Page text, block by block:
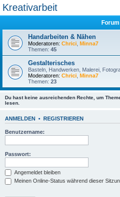
Kreativarbeit
Forum
Handarbeiten & Nähen
Moderatoren: Chrici Minna7
Themen: 45
Gestalterisches
Basteln, Handwerken, Malerei,
Moderatoren: Chrici Minna7
Themen: 23
Du hast keine ausreichenden Rechte, um
lesen.
ANMELDEN • REGISTRIEREN
Benutzername:
Passwort:
Angemeldet bleiben
Meinen Online-Status während dieser